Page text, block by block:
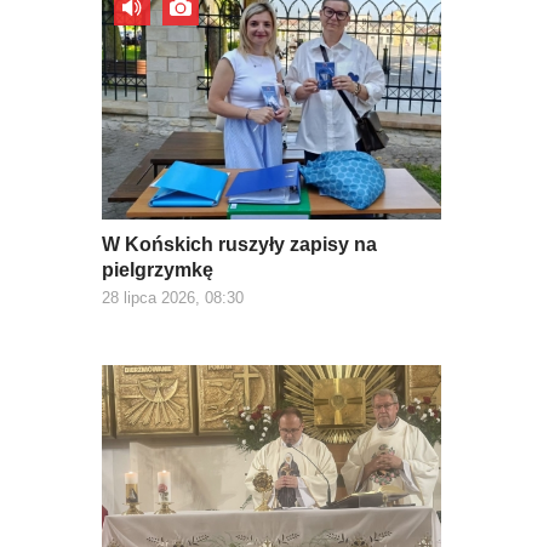
W Końskich ruszyły zapisy na
pielgrzymkę
28 lipca 2026, 08:30